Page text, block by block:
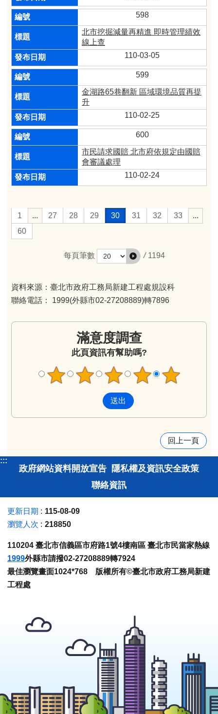
598
北市挖掘減量再精進 即時管理績效
線上查
110-03-05
599
金湖路65巷翻新 區域環境品質再提
升
110-02-25
600
市民請求國賠 北市府依規定由國賠
會審議處理
110-02-24
1 ... 27 28 29 30 31 32 33
...
60
每頁筆數 / 1194
資料來源：臺北市政府工務局新建工程處規設科
聯絡電話： 1999(外縣市02-27208889)轉7896
滿意度調查
此頁資訊有幫助嗎?
回上一頁
:::
政府網站資料開放宣告 隱私權及資訊安全政策
聯絡資訊
更新日期
115-08-09
瀏覽人次
218850
110204 臺北市信義區市府路1號4樓南區 臺北市民當家熱線
1999外縣市請撥02-27208889轉7924
最佳瀏覽畫面1024*768 版權所有©臺北市政府工務局新建
工程處